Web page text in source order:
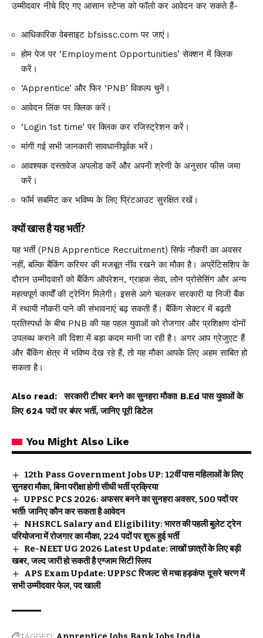
उम्मीदवार नीचे दिए गए आसान स्टेप्स को फॉलो कर आवेदन कर सकते हैं-
आधिकारिक वेबसाइट bfsissc.com पर जाएं।
होम पेज पर ‘Employment Opportunities’ सेक्शन में क्लिक
करें।
‘Apprentice’ और फिर ‘PNB’ विकल्प चुनें।
आवेदन लिंक पर क्लिक करें।
‘Login 1st time’ पर क्लिक कर रजिस्ट्रेशन करें।
मांगी गई सभी जानकारी सावधानीपूर्वक भरें।
आवश्यक दस्तावेज अपलोड करें और अपनी श्रेणी के अनुसार फीस जमा
करें।
फॉर्म सबमिट कर भविष्य के लिए प्रिंटआउट सुरक्षित रखें।
क्यों खास है यह भर्ती?
यह भर्ती (PNB Apprentice Recruitment) सिर्फ नौकरी का अवसर
नहीं, बल्कि बैंकिंग करियर की मजबूत नींव रखने का मौका है। अप्रेंटिसशिप के
दौरान उम्मीदवारों को बैंकिंग ऑपरेशन, ग्राहक सेवा, लोन प्रोसेसिंग और अन्य
महत्वपूर्ण कार्यों की ट्रेनिंग मिलेगी। इससे आगे चलकर सरकारी या निजी बैंक
में स्थायी नौकरी पाने की संभावनाएं बढ़ सकती हैं। बैंकिंग सेक्टर में बढ़ती
प्रतिस्पर्धा के बीच PNB की यह पहल युवाओं को रोजगार और प्रशिक्षण दोनों
उपलब्ध कराने की दिशा में बड़ा कदम मानी जा रही है। अगर आप ग्रेजुएट हैं
और बैंकिंग क्षेत्र में भविष्य देख रहे हैं, तो यह मौका आपके लिए अहम साबित हो
सकता है।
Also read:
सरकारी टीचर बनने का सुनहरा मौका! B.Ed पास युवाओं के
लिए 624 पदों पर बंपर भर्ती, जानिए पूरी डिटेल
You Might Also Like
12th Pass Government Jobs UP: 12वीं पास महिलाओं के लिए
सुनहरा मौका, बिना परीक्षा होगी सीधी भर्ती प्रक्रिया
UPPSC PCS 2026: अफसर बनने का सुनहरा अवसर, 500 पदों पर
भर्ती! जानिए कौन कर सकता है आवेदन
NHSRCL Salary and Eligibility: भारत की पहली बुलेट ट्रेन
परियोजना में रोजगार का मौका, 224 पदों पर शुरू हुई भर्ती
Re-NEET UG 2026 Latest Update: लाखों छात्रों के लिए बड़ी
खबर, जल्द जारी हो सकती है एग्जाम सिटी स्लिप
APS Exam Update: UPPSC रिजल्ट से मचा हड़कंप! दूसरे चरण में
सभी उम्मीदवार फेल, पद खाली